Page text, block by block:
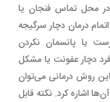
محل تماس فنجان یا
درمان دچار سرگیجه
یا پانسمان نکردن
دچار عفونت یا مشکل
روش درمانی می‌توان
اشاره کرد. نکته قابل